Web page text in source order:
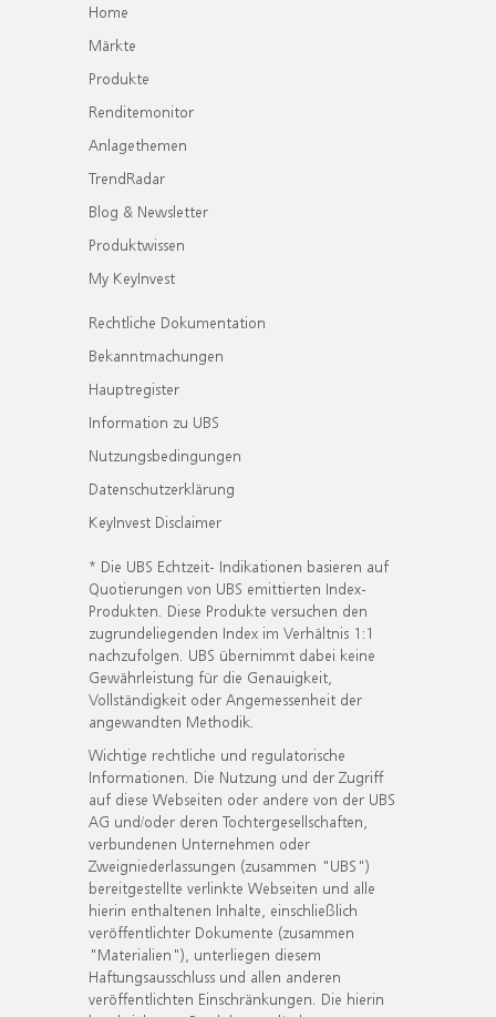
Home
Märkte
Produkte
Renditemonitor
Anlagethemen
TrendRadar
Blog & Newsletter
Produktwissen
My KeyInvest
Rechtliche Dokumentation
Bekanntmachungen
Hauptregister
Information zu UBS
Nutzungsbedingungen
Datenschutzerklärung
KeyInvest Disclaimer
* Die UBS Echtzeit- Indikationen basieren auf
Quotierungen von UBS emittierten Index-
Produkten. Diese Produkte versuchen den
zugrundeliegenden Index im Verhältnis 1:1
nachzufolgen. UBS übernimmt dabei keine
Gewährleistung für die Genauigkeit,
Vollständigkeit oder Angemessenheit der
angewandten Methodik.
Wichtige rechtliche und regulatorische
Informationen. Die Nutzung und der Zugriff
auf diese Webseiten oder andere von der UBS
AG und/oder deren Tochtergesellschaften,
verbundenen Unternehmen oder
Zweigniederlassungen (zusammen "UBS")
bereitgestellte verlinkte Webseiten und alle
hierin enthaltenen Inhalte, einschließlich
veröffentlichter Dokumente (zusammen
"Materialien"), unterliegen diesem
Haftungsausschluss und allen anderen
veröffentlichten Einschränkungen. Die hierin